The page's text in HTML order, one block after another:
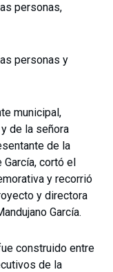
municipal,
de la señora
de la
García, cortó el
y recorrió
y directora
García.
construido entre
de la